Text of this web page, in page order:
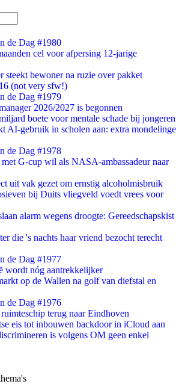
de Dag #1980
cel voor afpersing 12-jarige
steekt bewoner na ruzie over pakket
(not very sfw!)
de Dag #1979
2026/2027 is begonnen
boete voor mentale schade bij jongeren
AI-gebruik in scholen aan: extra mondelinge
de Dag #1978
G-cup wil als NASA-ambassadeur naar
uit vak gezet om ernstig alcoholmisbruik
bij Duits vliegveld voedt vrees voor
alarm wegens droogte: Gereedschapskist
die 's nachts haar vriend bezocht terecht
de Dag #1977
wordt nóg aantrekkelijker
op de Wallen na golf van diefstal en
de Dag #1976
terug naar Eindhoven
eis tot inbouwen backdoor in iCloud aan
is volgens OM geen enkel